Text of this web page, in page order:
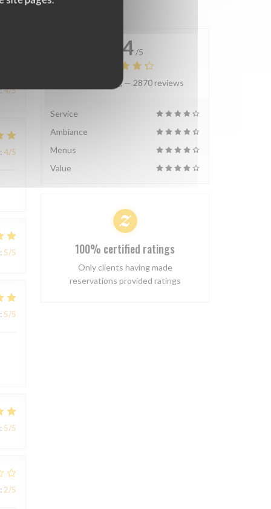
4/5
: 4/5
: 5/5
: 5/5
: 5/5
: 2/5
4.4 /5
Average rating — 2870 reviews
Service
Ambiance
Menus
Value
100% certified ratings
Only clients having made
reservations provided ratings